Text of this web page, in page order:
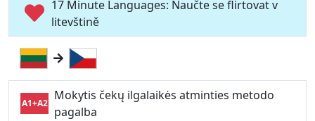
17 Minute Languages: Naučte se flirtovat v
litevštině
A1+A2
Mokytis čekų ilgalaikės atminties metodo
pagalba